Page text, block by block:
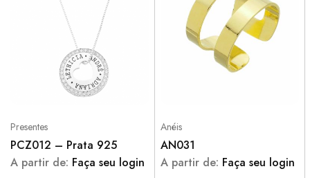
Presentes
PCZ012 – Prata 925
A partir de: Faça seu login
Anéis
AN031
A partir de: Faça seu login